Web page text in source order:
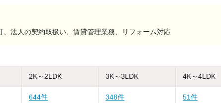
法人の契約取扱い、賃貸管理業務、リフォーム対応
2K～2LDK 3K～3LDK 4K～4LDK
644件 348件 51件